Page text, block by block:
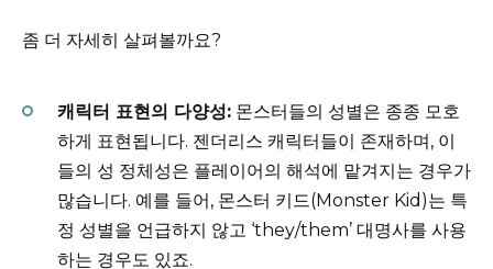
좀 더 자세히 살펴볼까요?
캐릭터 표현의 다양성: 몬스터들의 성별은 종종 모호
하게 표현됩니다. 젠더리스 캐릭터들이 존재하며, 이
들의 성 정체성은 플레이어의 해석에 맡겨지는 경우가
많습니다. 예를 들어, 몬스터 키드(Monster Kid)는 특
정 성별을 언급하지 않고 ‘they/them’ 대명사를 사용
하는 경우도 있죠.